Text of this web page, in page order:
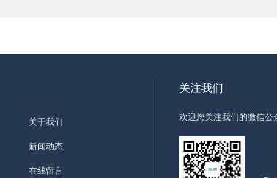
关于我们
新闻动态
在线留言
关注我们
欢迎您关注我们的微信公